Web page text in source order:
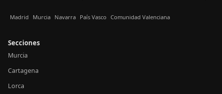
Madrid Murcia Navarra País Vasco Comunidad Valenciana
Secciones
Murcia
Cartagena
Lorca